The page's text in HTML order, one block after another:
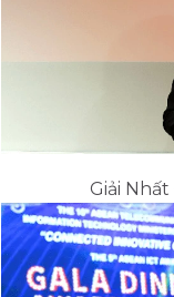
Giải